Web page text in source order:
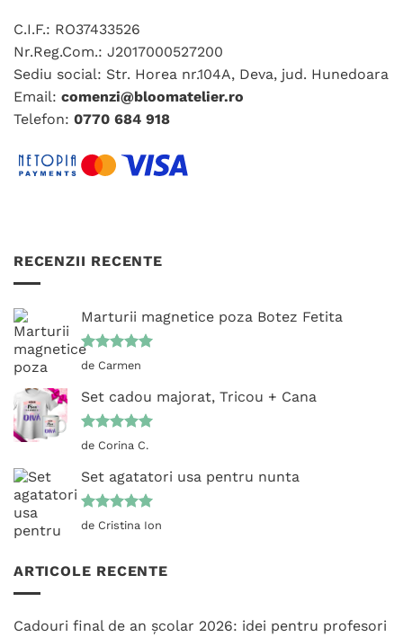
fi
alese
în
pagina
produsului.
alese
C.I.F.: RO37433526
Nr.Reg.Com.: J2017000527200
Sediu social: Str. Horea nr.104A, Deva, jud. Hunedoara
Email: comenzi@bloomatelier.ro
Telefon: 0770 684 918
RECENZII RECENTE
Marturii magnetice poza Botez Fetita
Evaluat la
de Carmen
Set cadou majorat, Tricou + Cana
Evaluat la
de Corina C.
Set agatatori usa pentru nunta
Evaluat la
de Cristina Ion
ARTICOLE RECENTE
Cadouri final de an școlar 2026: idei pentru profesori